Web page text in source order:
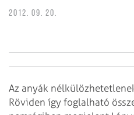
2012. 09. 20.
Az anyák
Röviden így foglalható